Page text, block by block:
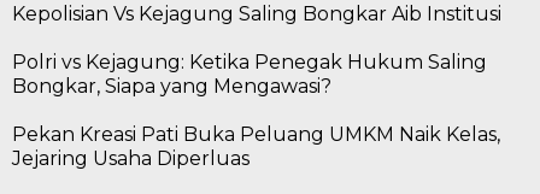
Kepolisian Vs Kejagung Saling Bongkar Aib Institusi
Polri vs Kejagung: Ketika Penegak Hukum Saling
Bongkar, Siapa yang Mengawasi?
Pekan Kreasi Pati Buka Peluang UMKM Naik Kelas,
Jejaring Usaha Diperluas